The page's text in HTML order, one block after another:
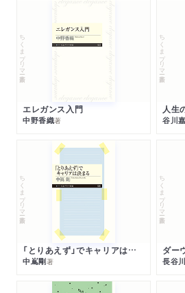
ちくまプリマー新書
エレガンス入門
中野香織著
ちくまプリマー新書
谷川
ちくまプリマー新書
「とりあえず」でキャリアは決まる
中嶌剛著
ちくまプリマー新書
長谷